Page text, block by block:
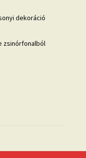
dekoráció
zsinórfonalból